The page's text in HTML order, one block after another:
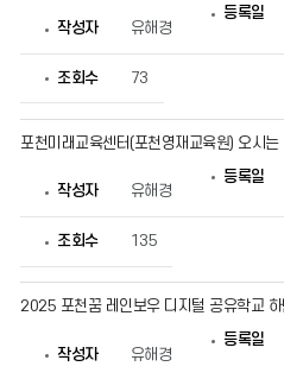
작성자 유해경
등록일
조회수 73
포천미래교육센터(포천영재교육원) 오시는
작성자 유해경
등록일
조회수 135
2025 포천꿈 레인보우 디지털 공유학교
작성자 유해경
등록일